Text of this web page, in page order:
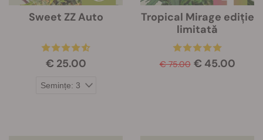
Sweet ZZ Auto
€ 25.00
Tropical Mirage ediție
limitată
€ 75.00 € 45.00